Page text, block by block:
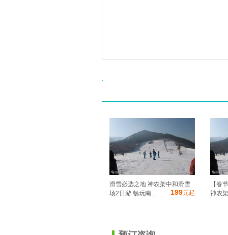
滑雪必选之地 神农架中和滑雪
场2日游 畅玩南...
199元起
【春
神农